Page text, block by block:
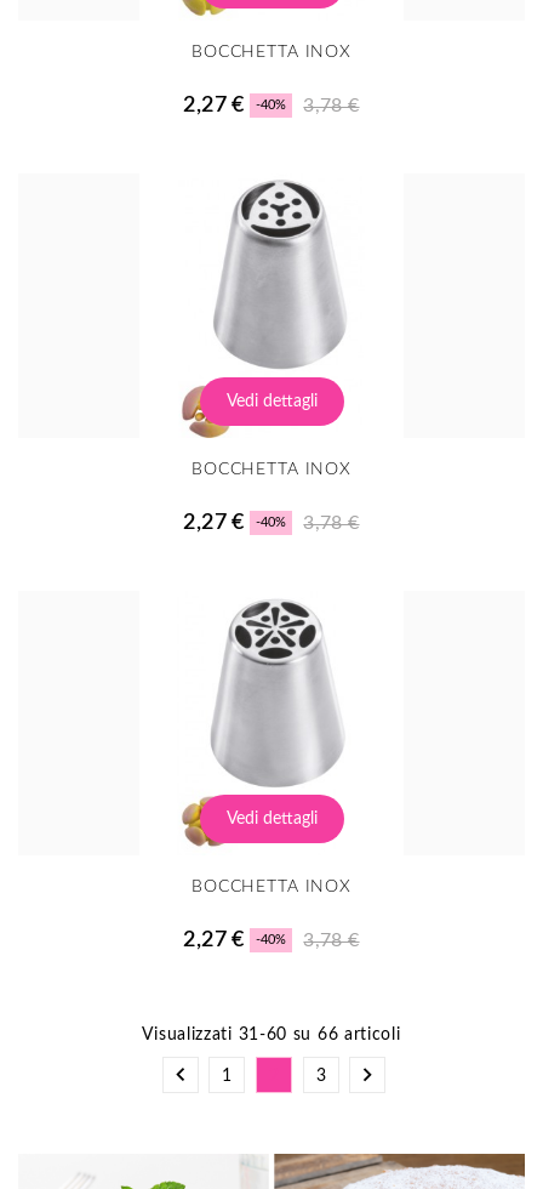
BOCCHETTA INOX
2,27 € -40% 3,78 €
Vedi dettagli
BOCCHETTA INOX
2,27 € -40% 3,78 €
Vedi dettagli
BOCCHETTA INOX
2,27 € -40% 3,78 €
Visualizzati 31-60 su 66 articoli
 1 3 